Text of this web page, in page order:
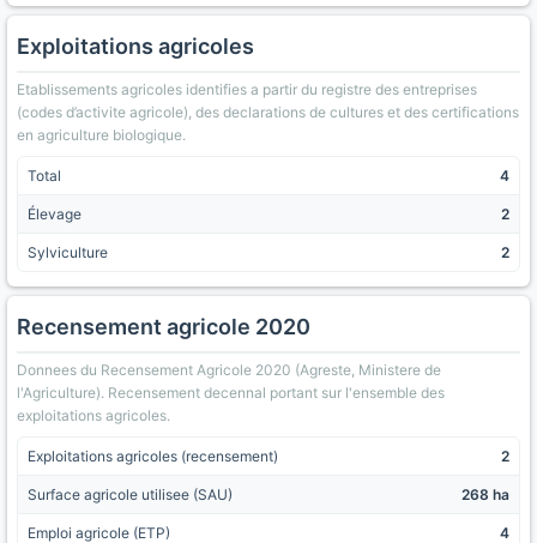
Exploitations agricoles
Etablissements agricoles identifies a partir du registre des entreprises
(codes d’activite agricole), des declarations de cultures et des certifications
en agriculture biologique.
Total 4
Élevage 2
Sylviculture 2
Recensement agricole 2020
Donnees du Recensement Agricole 2020 (Agreste, Ministere de
l'Agriculture). Recensement decennal portant sur l'ensemble des
exploitations agricoles.
Exploitations agricoles (recensement) 2
Surface agricole utilisee (SAU) 268 ha
Emploi agricole (ETP) 4